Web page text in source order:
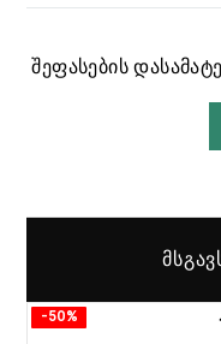
შეფასების
-50%